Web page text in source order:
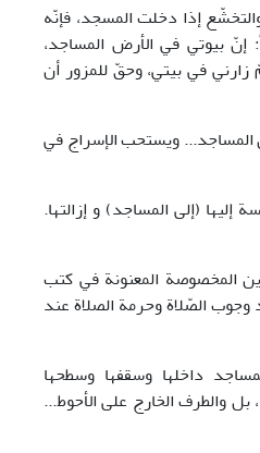
إذا دخلت المسجد، فإنّه
إنّ بيوتي في الأرض المساجد،
في بيتي، وحقّ للمزور أن
ويستحب الإسراج في
إليها (إلی المساجد) و إزالتها.
المخصوصة المعنونة في كتب
وجوب الصّلاة وحرمة الصلاة عند
داخلها وسقفها وسطحها
والطرف الخارج على الأحوط...